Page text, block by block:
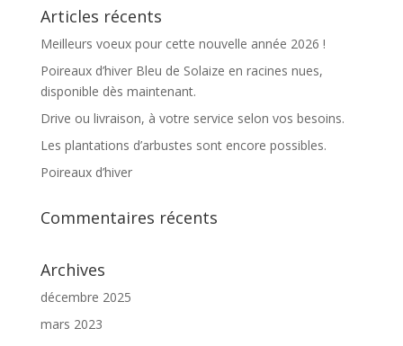
Articles récents
Meilleurs voeux pour cette nouvelle année 2026 !
Poireaux d’hiver Bleu de Solaize en racines nues,
disponible dès maintenant.
Drive ou livraison, à votre service selon vos besoins.
Les plantations d’arbustes sont encore possibles.
Poireaux d’hiver
Commentaires récents
Archives
décembre 2025
mars 2023